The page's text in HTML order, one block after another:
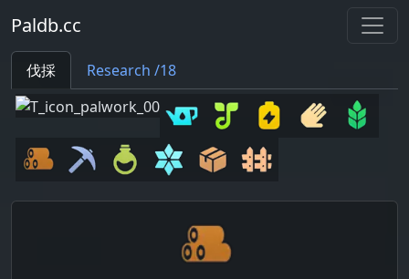
Paldb.cc
伐採 Research /18